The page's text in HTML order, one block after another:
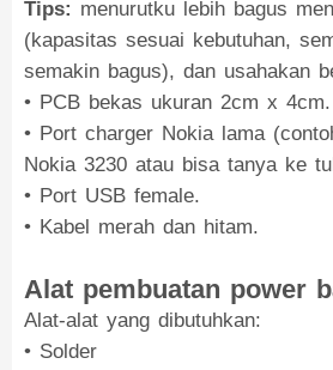
Tips: menurutku lebih bagus
(kapasitas sesuai kebutuhan,
semakin bagus), dan usahakan
• PCB bekas ukuran 2cm x 4cm.
• Port charger Nokia lama
Nokia 3230 atau bisa tanya ke
• Port USB female.
• Kabel merah dan hitam.
Alat pembuatan power
Alat-alat yang dibutuhkan:
• Solder